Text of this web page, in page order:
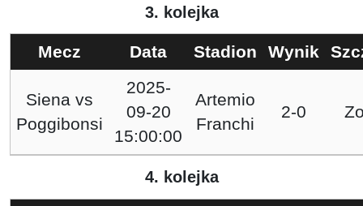
3. kolejka
Mecz Data Stadion Wynik
Siena vs
Poggibonsi
2025-
09-20
15:00:00
Artemio
Franchi
2-0
4. kolejka